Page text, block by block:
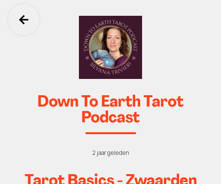
Ga terug
Down To Earth Tarot
Podcast
2 jaar geleden